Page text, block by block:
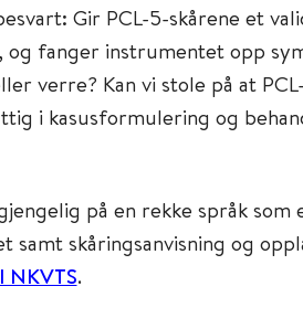
Gir PCL-5-skårene et
og fanger instrumentet opp
verre? Kan vi stole på at
i kasusformulering og
på en rekke språk som
samt skåringsanvisning og
.